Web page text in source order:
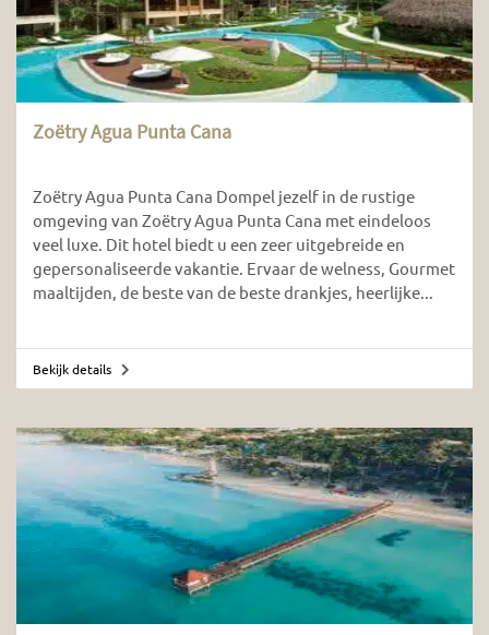
Zoëtry Agua Punta Cana
Zoëtry Agua Punta Cana Dompel jezelf in de rustige
omgeving van Zoëtry Agua Punta Cana met eindeloos
veel luxe. Dit hotel biedt u een zeer uitgebreide en
gepersonaliseerde vakantie. Ervaar de welness, Gourmet
maaltijden, de beste van de beste drankjes, heerlijke...
Bekijk details